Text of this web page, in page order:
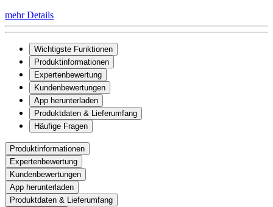
mehr Details
Wichtigste Funktionen
Produktinformationen
Expertenbewertung
Kundenbewertungen
App herunterladen
Produktdaten & Lieferumfang
Häufige Fragen
Produktinformationen
Expertenbewertung
Kundenbewertungen
App herunterladen
Produktdaten & Lieferumfang